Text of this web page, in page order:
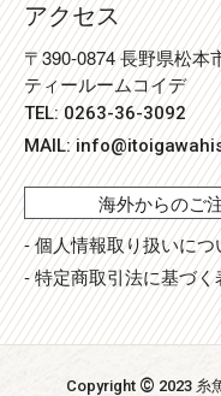
アクセス
〒390-0874 長野県松本
ティールームコイデ
TEL: 0263-36-3092
MAIL:
海外からのご
- 個人情報取り扱いにつ
- 特定商取引法に基づく
Copyright © 2023 糸